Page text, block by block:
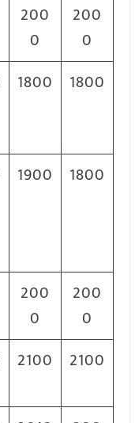
200
0
200
0
1800 1800
1900 1800
200
0
200
0
2100 2100